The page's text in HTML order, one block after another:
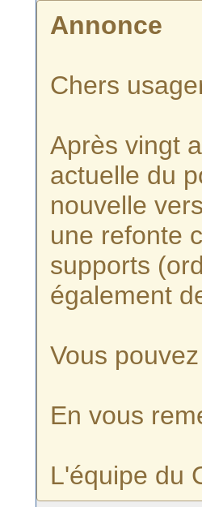
Annonce
Chers
Après vingt
actuelle du
nouvelle
une refonte
supports
également
Vous
En vous
L'équipe du